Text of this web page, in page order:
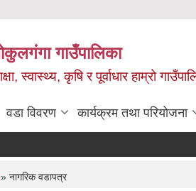
गाउँपालिका
स्वास्थ्य, कृषि र पूर्वाधार हाम्रो
वडा विवरण कार्यक्रम तथा परियोजना
नागरिक वडापत्र